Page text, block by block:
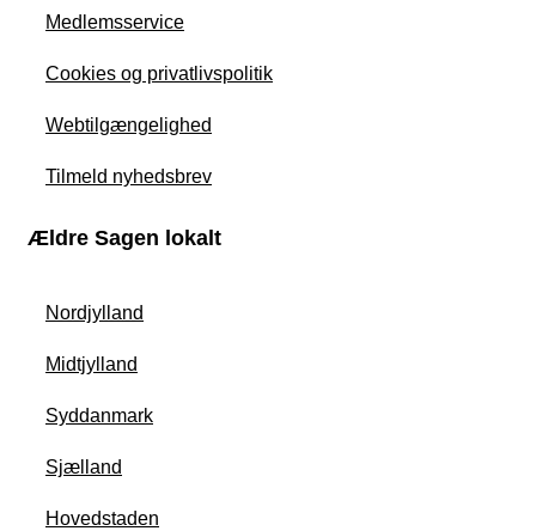
Medlemsservice
Cookies og privatlivspolitik
Webtilgængelighed
Tilmeld nyhedsbrev
Ældre Sagen lokalt
Nordjylland
Midtjylland
Syddanmark
Sjælland
Hovedstaden